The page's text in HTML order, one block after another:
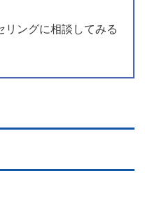
リングに相談してみる